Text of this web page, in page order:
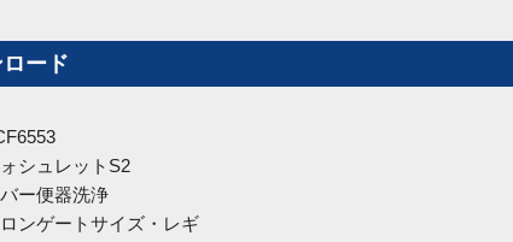
ード
シュレットS2
ー便器洗浄
ンゲートサイズ・レギ